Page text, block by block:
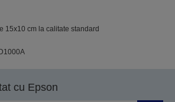
15x10 cm la calitate standard
cu Epson